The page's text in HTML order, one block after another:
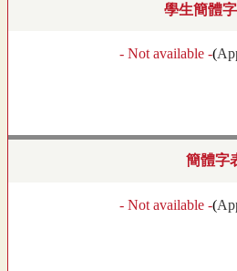
學生簡體
- Not available -(
簡體字
- Not available -(